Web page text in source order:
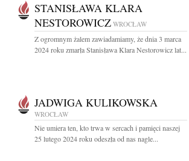
STANISŁAWA KLARA
NESTOROWICZ WROCŁAW
Z ogromnym żalem zawiadamiamy, że dnia 3 marca
2024 roku zmarła Stanisława Klara Nestorowicz lat...
JADWIGA KULIKOWSKA
WROCŁAW
Nie umiera ten, kto trwa w sercach i pamięci naszej
25 lutego 2024 roku odeszła od nas nagle...